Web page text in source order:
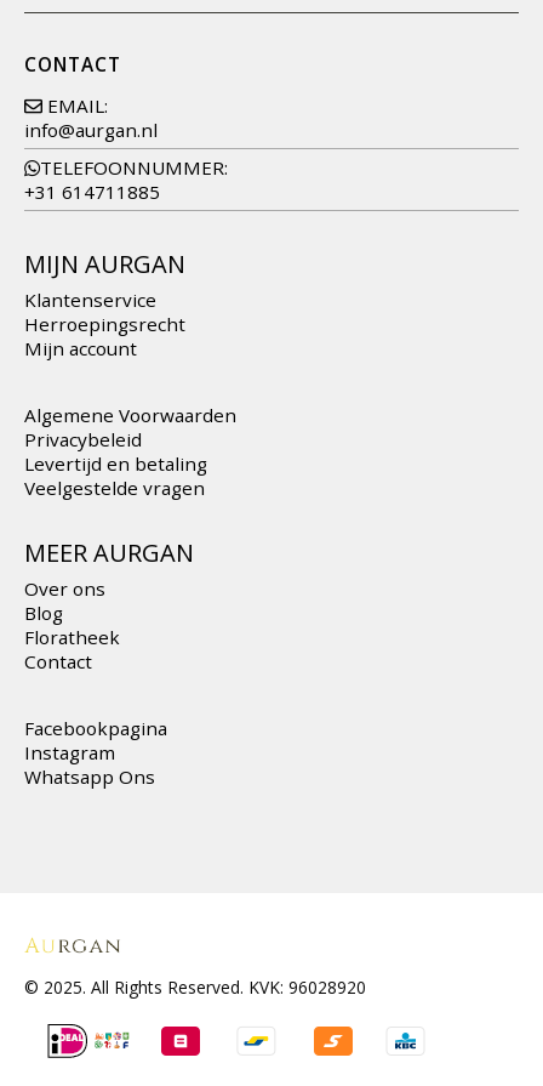
CONTACT
EMAIL:
info@aurgan.nl
TELEFOONNUMMER:
+31 614711885
MIJN AURGAN
Klantenservice
Herroepingsrecht
Mijn account
Algemene Voorwaarden
Privacybeleid
Levertijd en betaling
Veelgestelde vragen
MEER AURGAN
Over ons
Blog
Floratheek
Contact
Facebookpagina
Instagram
Whatsapp Ons
© 2025. All Rights Reserved. KVK: 96028920